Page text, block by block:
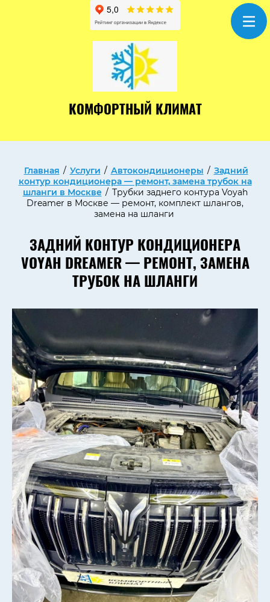
КОМФОРТНЫЙ КЛИМАТ
Главная / Услуги / Автокондиционеры / Задний
контур кондиционера — ремонт, замена трубок на
шланги в Москве / Трубки заднего контура Voyah
Dreamer в Москве — ремонт, комплект шлангов,
замена на шланги
ЗАДНИЙ КОНТУР КОНДИЦИОНЕРА
VOYAH DREAMER — РЕМОНТ, ЗАМЕНА
ТРУБОК НА ШЛАНГИ